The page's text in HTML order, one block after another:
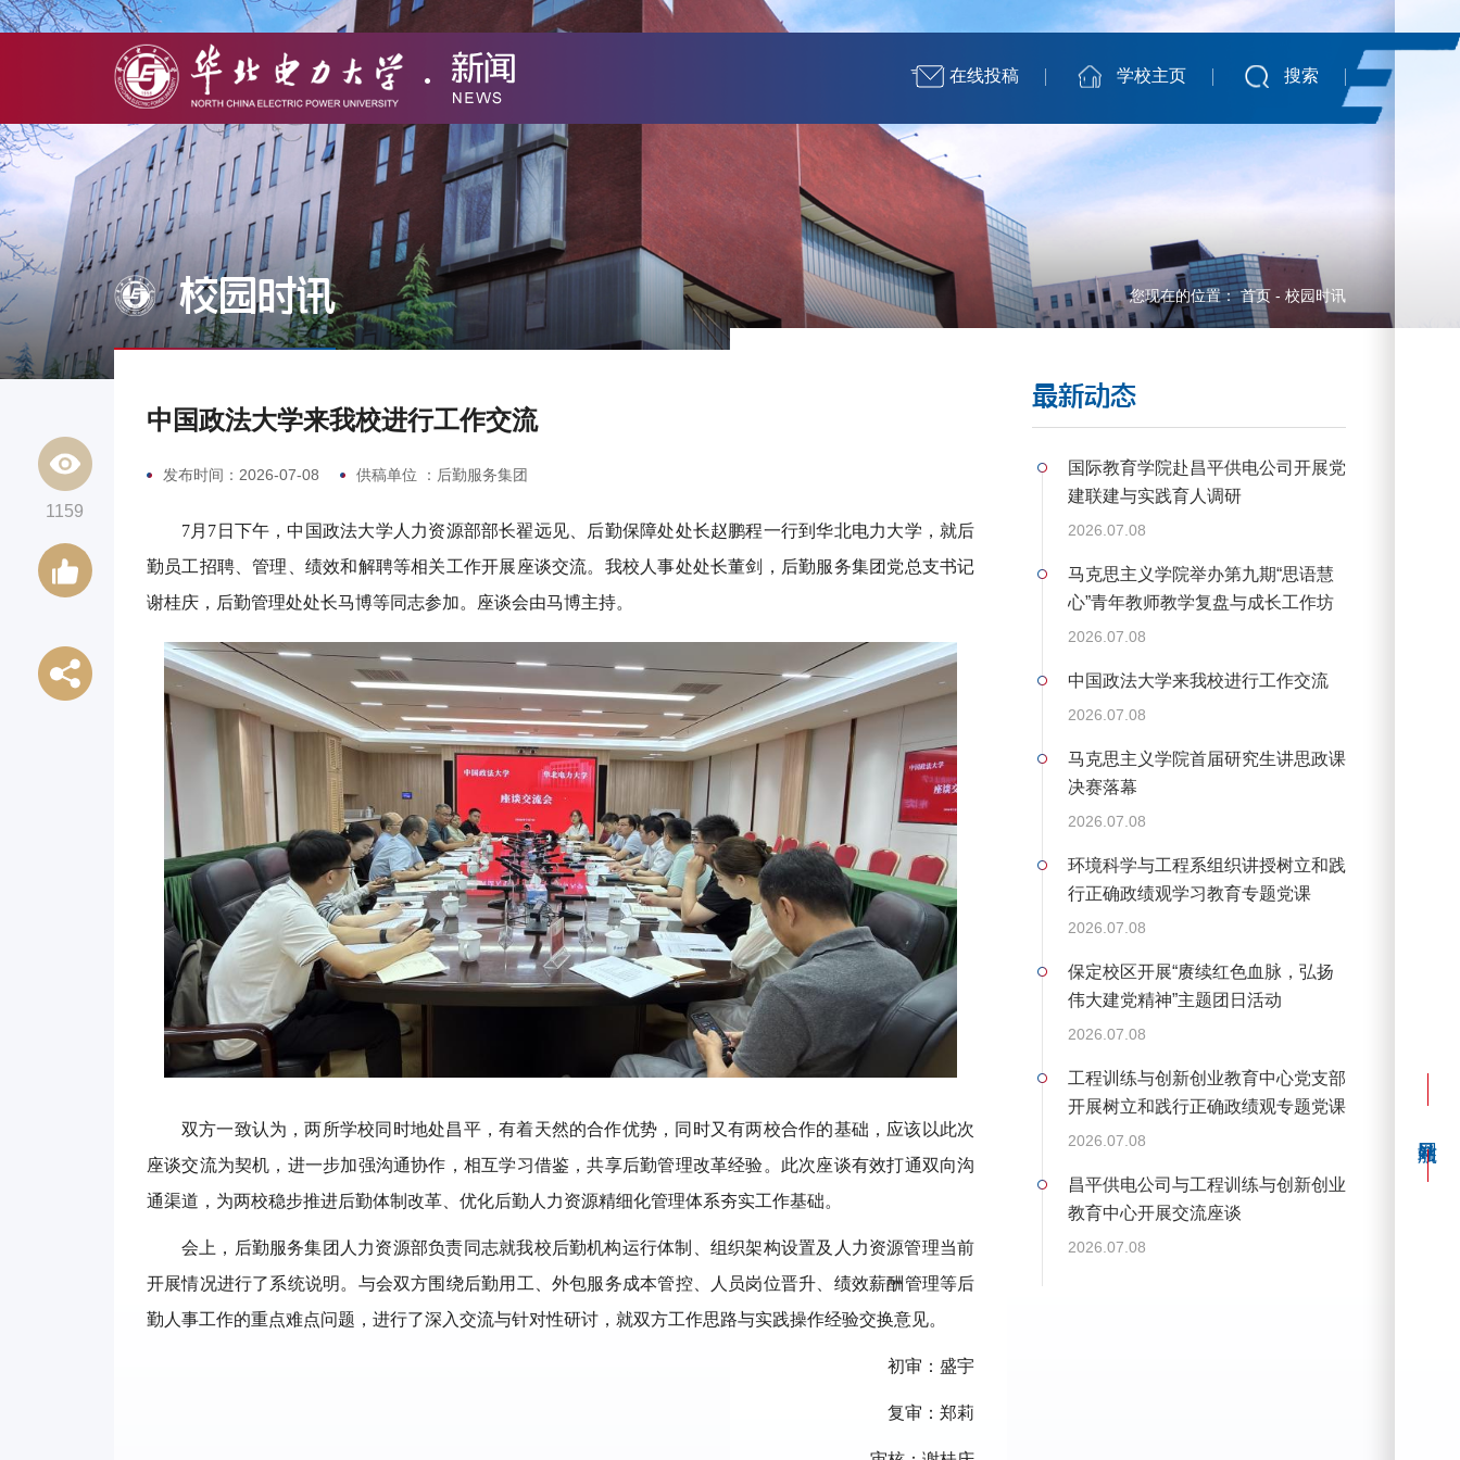
在线投稿 学校主页 搜索
您现在的位置： 首页 -校园时讯
校园时讯
中国政法大学来我校进行工作交流
发布时间：2026-07-08 供稿单位 ：后勤服务集团
7月7日下午，中国政法大学人力资源部部长翟远见、后勤保障处处长赵鹏程一行到华北电力大学，就后
勤员工招聘、管理、绩效和解聘等相关工作开展座谈交流。我校人事处处长董剑，后勤服务集团党总支书记
谢桂庆，后勤管理处处长马博等同志参加。座谈会由马博主持。
双方一致认为，两所学校同时地处昌平，有着天然的合作优势，同时又有两校合作的基础，应该以此次
座谈交流为契机，进一步加强沟通协作，相互学习借鉴，共享后勤管理改革经验。此次座谈有效打通双向沟
通渠道，为两校稳步推进后勤体制改革、优化后勤人力资源精细化管理体系夯实工作基础。
会上，后勤服务集团人力资源部负责同志就我校后勤机构运行体制、组织架构设置及人力资源管理当前
开展情况进行了系统说明。与会双方围绕后勤用工、外包服务成本管控、人员岗位晋升、绩效薪酬管理等后
勤人事工作的重点难点问题，进行了深入交流与针对性研讨，就双方工作思路与实践操作经验交换意见。
初审：盛宇
复审：郑莉
1159
最新动态
国际教育学院赴昌平供电公司开展党
建联建与实践育人调研
2026.07.08
马克思主义学院举办第九期“思语慧
心”青年教师教学复盘与成长工作坊
2026.07.08
中国政法大学来我校进行工作交流
2026.07.08
马克思主义学院首届研究生讲思政课
决赛落幕
2026.07.08
环境科学与工程系组织讲授树立和践
行正确政绩观学习教育专题党课
2026.07.08
保定校区开展“赓续红色血脉，弘扬
伟大建党精神”主题团日活动
2026.07.08
工程训练与创新创业教育中心党支部
开展树立和践行正确政绩观专题党课
学习
2026.07.08
昌平供电公司与工程训练与创新创业
教育中心开展交流座谈
2026.07.08